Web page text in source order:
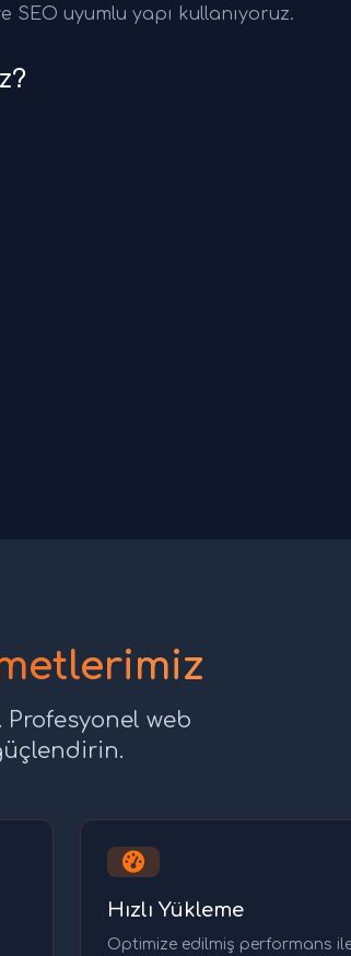
uyumlu yapı kullanıyoruz.
web
Hızlı Yükleme
Optimize edilmiş performans ile